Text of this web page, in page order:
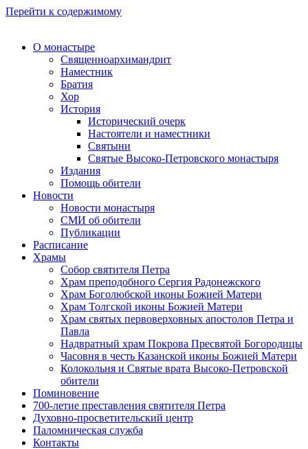
Перейти к содержимому
О монастыре
Священноархимандрит
Наместник
Братия
Хор
История
Исторический очерк
Настоятели и наместники
Святыни
Святые Высоко-Петровского монастыря
Издания
Помощь обители
Новости
Новости монастыря
СМИ об обители
Публикации
Расписание
Храмы
Собор святителя Петра
Храм преподобного Сергия Радонежского
Храм Боголюбской иконы Божией Матери
Храм Толгской иконы Божией Матери
Храм святых первоверховных апостолов Петра и
Павла
Надвратный храм Покрова Пресвятой Богородицы
Часовня в честь Казанской иконы Божией Матери
Колокольня и Святые врата Высоко-Петровской
обители
Поминовение
700-летие преставления святителя Петра
Духовно-просветительский центр
Паломническая служба
Контакты